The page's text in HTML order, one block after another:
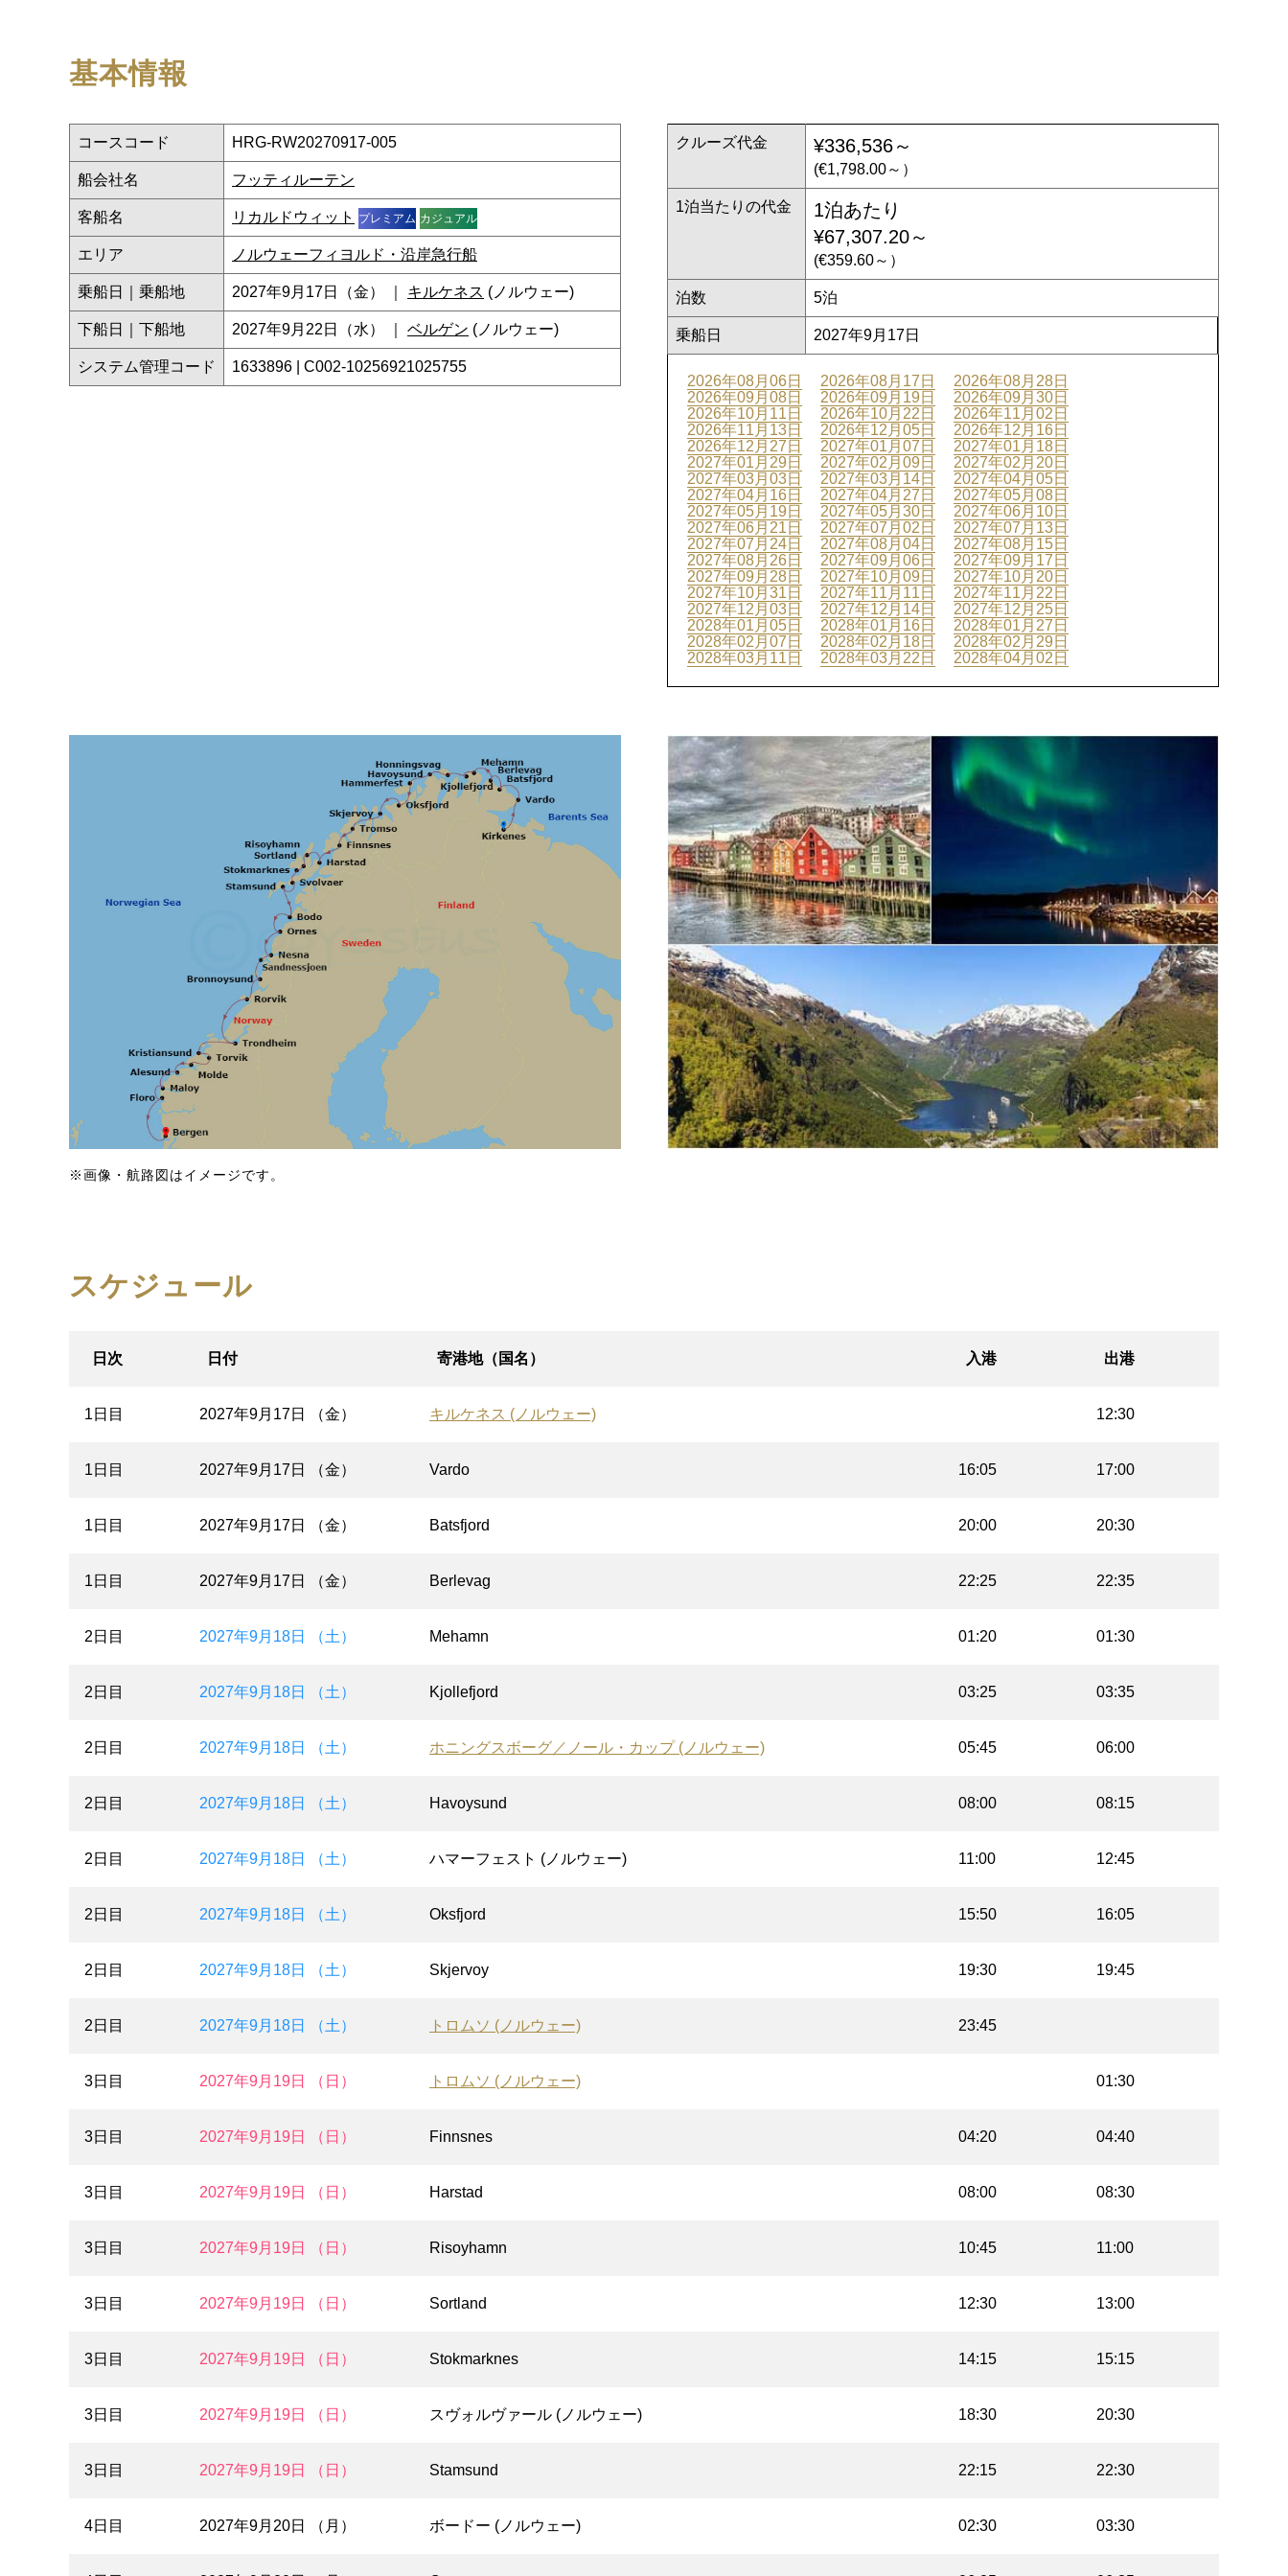
基本情報
コースコード HRG-RW20270917-005
船会社名 フッティルーテン
客船名 リカルドウィット プレミアム カジュアル
エリア ノルウェーフィヨルド・沿岸急行船
乗船日｜乗船地 2027年9月17日（金） ｜ キルケネス (ノルウェー)
下船日｜下船地 2027年9月22日（水） ｜ ベルゲン (ノルウェー)
システム管理コード 1633896 | C002-10256921025755
クルーズ代金 ¥336,536～
(€1,798.00～）
1泊当たりの代金
1泊あたり
¥67,307.20～
(€359.60～）
泊数 5泊
乗船日 2027年9月17日
2026年08月06日 2026年08月17日
2026年08月28日
2026年09月08日
2026年09月19日
2026年09月30日
2026年10月11日
2026年10月22日
2026年11月02日
2026年11月13日
2026年12月05日
2026年12月16日
2026年12月27日
2027年01月07日
2027年01月18日
2027年01月29日
2027年02月09日
2027年02月20日
2027年03月03日
2027年03月14日
2027年04月05日
2027年04月16日
2027年04月27日
2027年05月08日
2027年05月19日
2027年05月30日
2027年06月10日
2027年06月21日
2027年07月02日
2027年07月13日
2027年07月24日
2027年08月04日
2027年08月15日
2027年08月26日
2027年09月06日
2027年09月17日
2027年09月28日
2027年10月09日
2027年10月20日
2027年10月31日
2027年11月11日
2027年11月22日
2027年12月03日
2027年12月14日
2027年12月25日
2028年01月05日
2028年01月16日
2028年01月27日
2028年02月07日
2028年02月18日
2028年02月29日
2028年03月11日
2028年03月22日 2028年04月02日
※画像・航路図はイメージです。
スケジュール
日次 日付 寄港地（国名） 入港 出港
1日目 2027年9月17日 （金） キルケネス (ノルウェー) 12:30
1日目 2027年9月17日 （金） Vardo 16:05 17:00
1日目 2027年9月17日 （金） Batsfjord 20:00 20:30
1日目 2027年9月17日 （金） Berlevag 22:25 22:35
2日目 2027年9月18日 （土） Mehamn 01:20 01:30
2日目 2027年9月18日 （土） Kjollefjord 03:25 03:35
2日目 2027年9月18日 （土） ホニングスボーグ／ノール・カップ (ノルウェー) 05:45 06:00
2日目 2027年9月18日 （土） Havoysund 08:00 08:15
2日目 2027年9月18日 （土） ハマーフェスト (ノルウェー) 11:00 12:45
2日目 2027年9月18日 （土） Oksfjord 15:50 16:05
2日目 2027年9月18日 （土） Skjervoy 19:30 19:45
2日目 2027年9月18日 （土） トロムソ (ノルウェー) 23:45
3日目 2027年9月19日 （日） トロムソ (ノルウェー) 01:30
3日目 2027年9月19日 （日） Finnsnes 04:20 04:40
3日目 2027年9月19日 （日） Harstad 08:00 08:30
3日目 2027年9月19日 （日） Risoyhamn 10:45 11:00
3日目 2027年9月19日 （日） Sortland 12:30 13:00
3日目 2027年9月19日 （日） Stokmarknes 14:15 15:15
3日目 2027年9月19日 （日） スヴォルヴァール (ノルウェー) 18:30 20:30
3日目 2027年9月19日 （日） Stamsund 22:15 22:30
4日目 2027年9月20日 （月） ボードー (ノルウェー) 02:30 03:30